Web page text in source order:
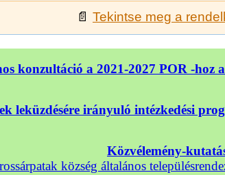
📄 Tekintse meg a
konzultáció a 2021-2027 POR -hoz
leküzdésére irányuló intézkedési
Közvélemény-
község általános